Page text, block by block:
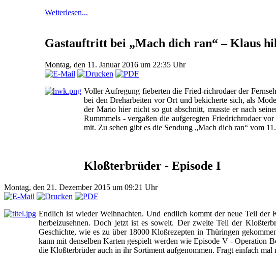
Weiterlesen...
Gastauftritt bei „Mach dich ran“ – Klaus
Montag, den 11. Januar 2016 um 22:35 Uhr
Voller Aufregung fieberten die Fried-richrodaer der
bei den Dreharbeiten vor Ort und bekicherte sich, als
der Mario hier nicht so gut abschnitt, musste er nach
Rummmels - vergaßen die aufgeregten Friedrichrodaer
mit. Zu sehen gibt es die Sendung „Mach dich ran“ vom
Kloßterbrüder - Episode I
Montag, den 21. Dezember 2015 um 09:21 Uhr
Endlich ist wieder Weihnachten. Und endlich kommt der neue Teil der
herbeizusehnen. Doch jetzt ist es soweit. Der zweite Teil der
Geschichte, wie es zu über 18000 Kloßrezepten in Thüringen
kann mit denselben Karten gespielt werden wie Episode V - Operation
die Kloßterbrüder auch in ihr Sortiment aufgenommen. Fragt einfach mal